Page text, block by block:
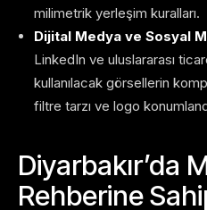
milimetrik yerleşim kuralları.
Dijital Medya ve Sosyal
LinkedIn ve uluslararası
kullanılacak görsellerin
filtre tarzı ve logo
Diyarbakır’da
Rehberine